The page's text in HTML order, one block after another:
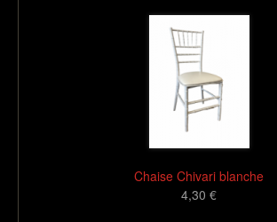
Chaise Chivari blanche
4,30 €